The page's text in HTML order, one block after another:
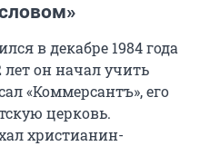
в декабре 1984 года
он начал учить
«Коммерсантъ», его
церковь.
христианин-